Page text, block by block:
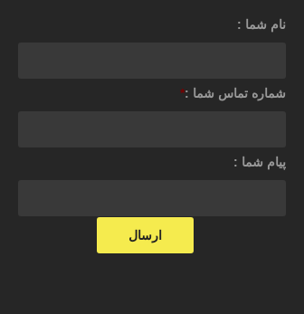
نام شما :
شماره تماس شما :*
پیام شما :